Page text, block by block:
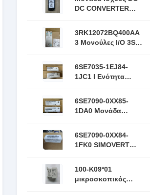
ΕΠΙΔΟΤΗΣΗ Νέο
πρωτότυπο σε
DC CONVERTER
Απόθεμα
3RK12072BQ400AA
3 Μονούλες I/O 3S-I
Μονούλες
αναλογικής εισόδου
6SE7035-1EJ84-
1JC1 I Ενότητα
380-460V 3AC 50/60
Hz και 510-620V DC
6SE7090-0XX85-
1DA0 Μονάδα
τροφοδοσίας και
τροφοδοσίας/
6SE7090-0XX84-
1FK0 SIMOVERT
PLC
100-K09*01
μικροσκοπικός